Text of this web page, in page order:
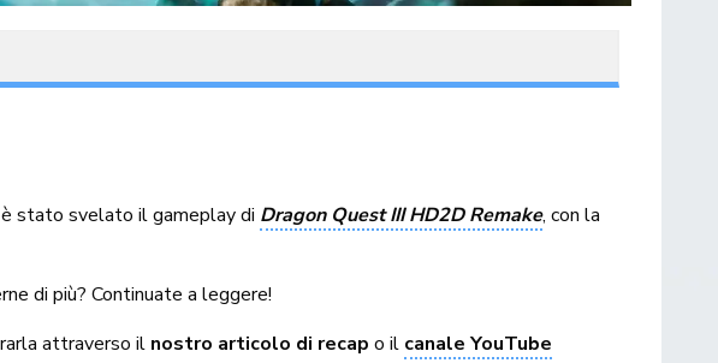
stato svelato il gameplay di Dragon Quest III HD2D Remake, con la
di più? Continuate a leggere!
attraverso il nostro articolo di recap o il canale YouTube